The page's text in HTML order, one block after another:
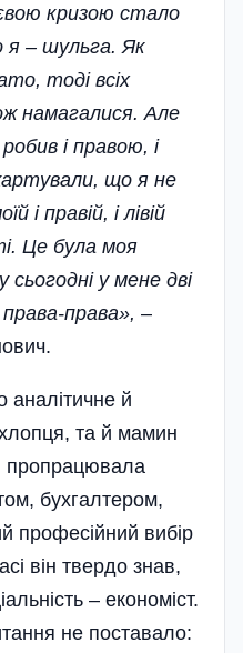
кризою стало
я – шульга. Як
тоді всіх
намагалися. Але
і правою, і
що я не
і правій, і лівій
Це була моя
у мене дві
права-права», –
й
та й мамин
пропрацювала
бухгалтером,
професійний вибір
він твердо знав,
– економіст.
не поставало: